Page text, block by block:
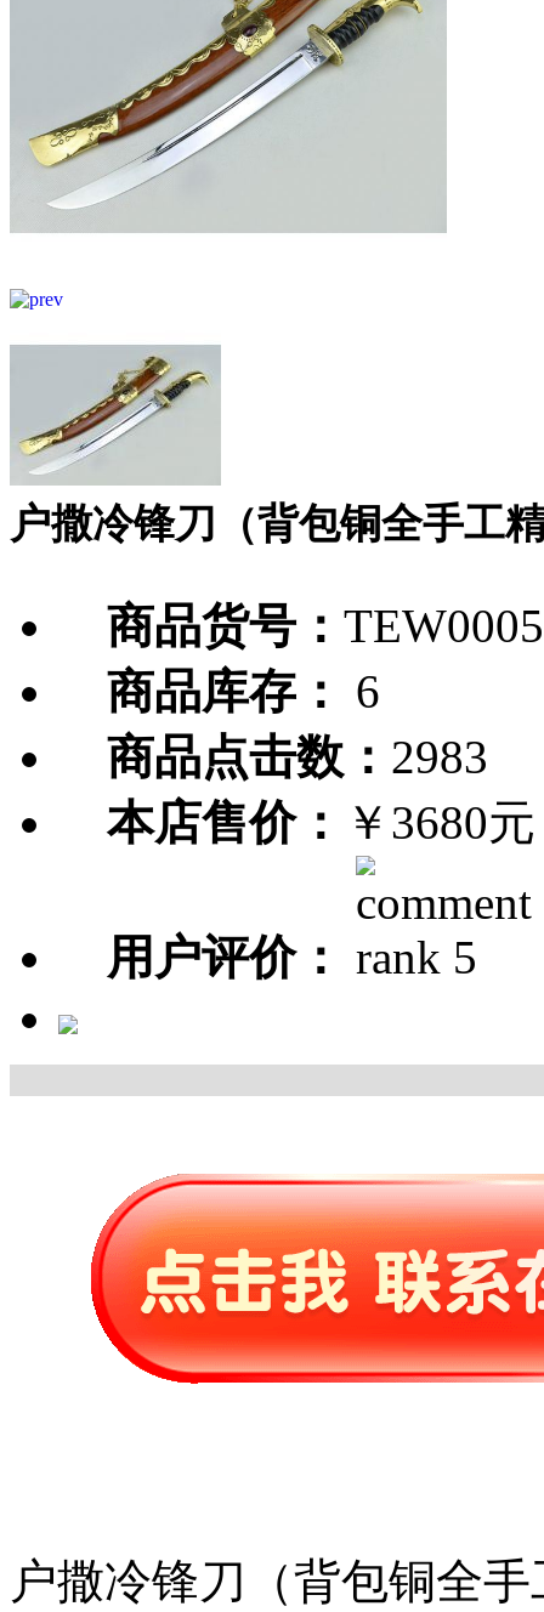
户撒冷锋刀（背包铜全手工
商品货号：
商品库存：
6
商品点击数： 2983
本店售价： ￥3680元
用户评价：
户撒冷锋刀（背包铜全